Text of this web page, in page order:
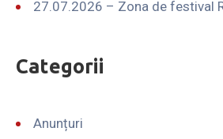
27.07.2026 – Zona de festival
Categorii
Anunțuri